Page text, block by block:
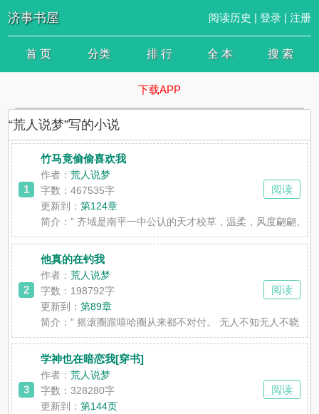
济事书屋 阅读历史 | 登录| 注册
首 页 分类 排 行 全 本 搜 索
下载APP
“荒人说梦”写的小说
1
竹马竟偷偷喜欢我
作者：荒人说梦
字数：467535字
更新到：第124章
简介：" 齐域是南平一中公认的天才校草，温柔，风度翩翩。
阅读
2
他真的在钓我
作者：荒人说梦
字数：198792字
更新到：第89章
简介：" 摇滚圈跟嘻哈圈从来都不对付。 无人不知无人不晓。
阅读
3
学神也在暗恋我[穿书]
作者：荒人说梦
字数：328280字
更新到：第144页
阅读